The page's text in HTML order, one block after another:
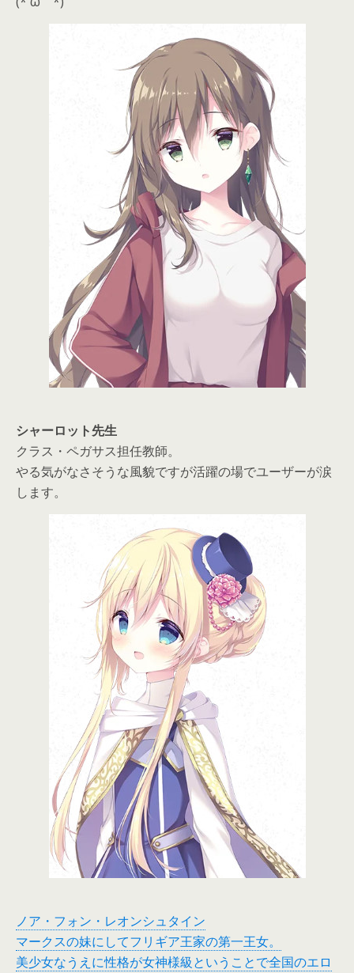
シャーロット先生
クラス・ペガサス担任教師。
やる気がなさそうな風貌ですが活躍の場でユーザーが涙
します。
ノア・フォン・レオンシュタイン
マークスの妹にしてフリギア王家の第一王女。
美少女なうえに性格が女神様級ということで全国のエロ